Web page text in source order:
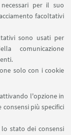
per il suo
facoltativi
sono usati per
comunicazione
solo con i cookie
l'opzione in
più specifici
stato dei consensi